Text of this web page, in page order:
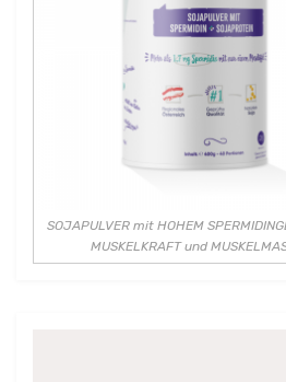
SOJAPULVER mit HOHEM
MUSKELKRAFT und